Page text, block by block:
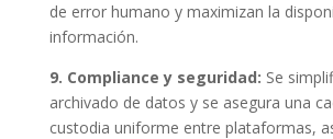
de error humano y maximizan la
información.
9. Compliance y seguridad: Se
archivado de datos y se asegura una
custodia uniforme entre plataformas,